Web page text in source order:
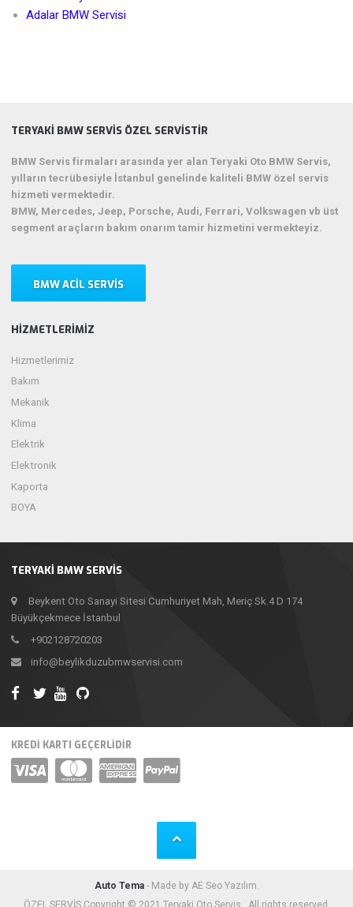
Adalar BMW Servisi
TERYAKI BMW SERVIS
Beykent Oto Sanayi Sitesi Cumhuriyet Mah, Meriç Sk.4 D 174
Büyükçekmece İstanbul
+902128720203
info@beylikduzubmwservisi.com
TERYAKI BMW SERVIS ÖZEL SERVISTIR
BMW Servis firmaları arasında yer alan Teryaki Oto BMW Servis,
yılların tecrübesiyle İstanbul genelinde kaliteli BMW özel servis
hizmeti vermektedir.
BMW, Mercedes, Jeep, Porsche, Audi, Ferrari, Volkswagen vb üst
segment araçların bakım onarım tamir hizmetini vermekteyiz.
BMW ACIL SERVIS
HIZMETLERIMIZ
Hizmetlerimiz
Bakım
Mekanik
Klima
Elektrik
Elektronik
Kaporta
BOYA
KREDI KARTI GEÇERLIDIR
Auto Tema- Made by AE Seo Yazılım.